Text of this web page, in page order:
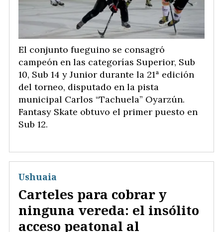
El conjunto fueguino se consagró
campeón en las categorías Superior, Sub
10, Sub 14 y Junior durante la 21ª edición
del torneo, disputado en la pista
municipal Carlos “Tachuela” Oyarzún.
Fantasy Skate obtuvo el primer puesto en
Sub 12.
Carteles para cobrar y
ninguna vereda: el insólito
acceso peatonal al
Ushuaia